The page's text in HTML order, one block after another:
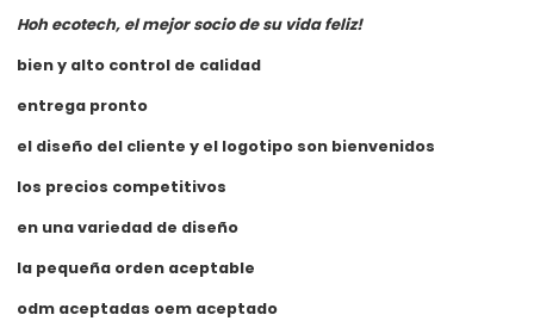
Hoh ecotech, el mejor socio de su vida feliz!
bien y alto control de calidad
entrega pronto
el diseño del cliente y el logotipo son bienvenidos
los precios competitivos
en una variedad de diseño
la pequeña orden aceptable
odm aceptadas oem aceptado